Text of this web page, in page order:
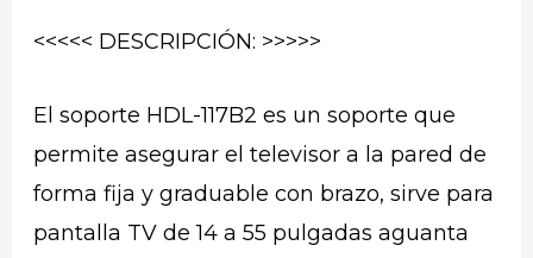
<<<<< DESCRIPCIÓN: >>>>>
El soporte HDL-117B2 es un soporte que
permite asegurar el televisor a la pared de
forma fija y graduable con brazo, sirve para
pantalla TV de 14 a 55 pulgadas aguanta